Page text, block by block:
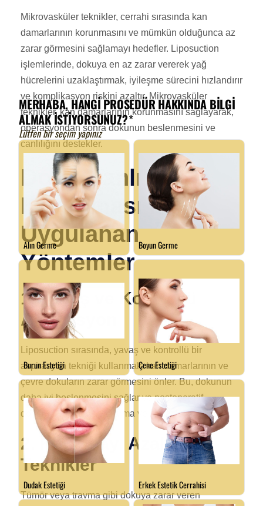
Mikrovasküler teknikler, cerrahi sırasında kan
damarlarının korunmasını ve mümkün olduğunca az
zarar görmesini sağlamayı hedefler. Liposuction
işlemlerinde, dokuya en az zarar vererek yağ
hücrelerini uzaklaştırmak, iyileşme sürecini hızlandırır
ve komplikasyon riskini azaltır. Mikrovasküler
teknikler, kan damarlarının korunmasını sağlayarak,
operasyondan sonra dokunun beslenmesini ve
canlılığını destekler.
Doku Canlılığının
Korunması İçin
Uygulanan
Yöntemler
1. Yavaş ve Kontrollü
Aspirasyon
Liposuction sırasında, yavaş ve kontrollü bir
aspirasyon tekniği kullanmak, kan damarlarının ve
çevre dokuların zarar görmesini önler. Bu, dokunun
daha iyi beslenmesini sağlar ve postoperatif
dönemde daha az morarma ve şişlik ile sonuçlanır.
2. Kanamayı Azaltan
Teknikler
Tümör veya travma gibi dokuya zarar veren